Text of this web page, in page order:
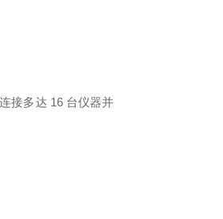
接多达 16 台仪器并